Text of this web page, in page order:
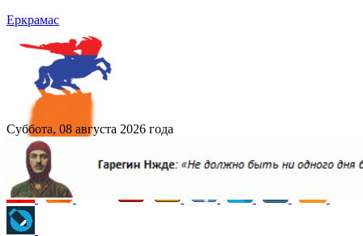
Еркрамас
Суббота, 08 августа 2026 года